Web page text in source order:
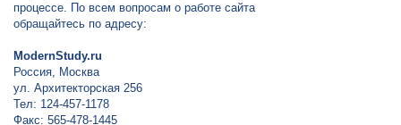
процессе. По всем вопросам о работе сайта
обращайтесь по адресу:
ModernStudy.ru
Россия, Москва
ул. Архитекторская 256
Тел: 124-457-1178
Факс: 565-478-1445